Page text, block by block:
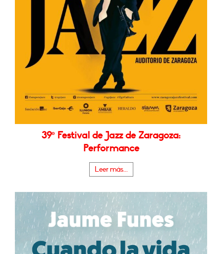
39º Festival de Jazz de Zaragoza:
Performance
Leer más...